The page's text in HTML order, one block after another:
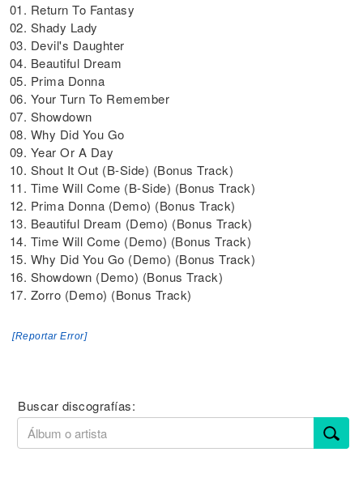
01. Return To Fantasy
02. Shady Lady
03. Devil's Daughter
04. Beautiful Dream
05. Prima Donna
06. Your Turn To Remember
07. Showdown
08. Why Did You Go
09. Year Or A Day
10. Shout It Out (B-Side) (Bonus Track)
11. Time Will Come (B-Side) (Bonus Track)
12. Prima Donna (Demo) (Bonus Track)
13. Beautiful Dream (Demo) (Bonus Track)
14. Time Will Come (Demo) (Bonus Track)
15. Why Did You Go (Demo) (Bonus Track)
16. Showdown (Demo) (Bonus Track)
17. Zorro (Demo) (Bonus Track)
[Reportar Error]
Buscar discografías: